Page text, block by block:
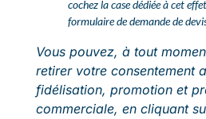
cochez la case dédiée à cet
formulaire de demande de
Vous pouvez, à tout
retirer votre consentement
fidélisation, promotion et
commerciale, en cliquant